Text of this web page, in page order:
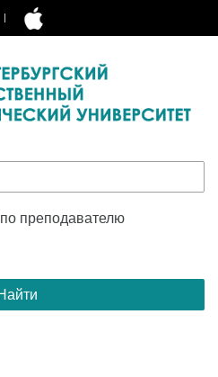
по преподавателю